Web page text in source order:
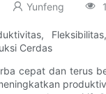
Yunfeng
Cerdas
cepat dan terus